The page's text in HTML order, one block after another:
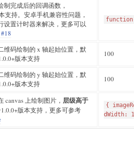
制完成后的回调函数，
支持。安卓手机兼容性问题，
设置计时器来解决，更多可以
维码绘制的 x 轴起始位置，默
版本支持
100
维码绘制的 y 轴起始位置，默
版本支持
100
canvas 上绘制图片， 层级高于
版本支持，更多可参考
{
dWidth: